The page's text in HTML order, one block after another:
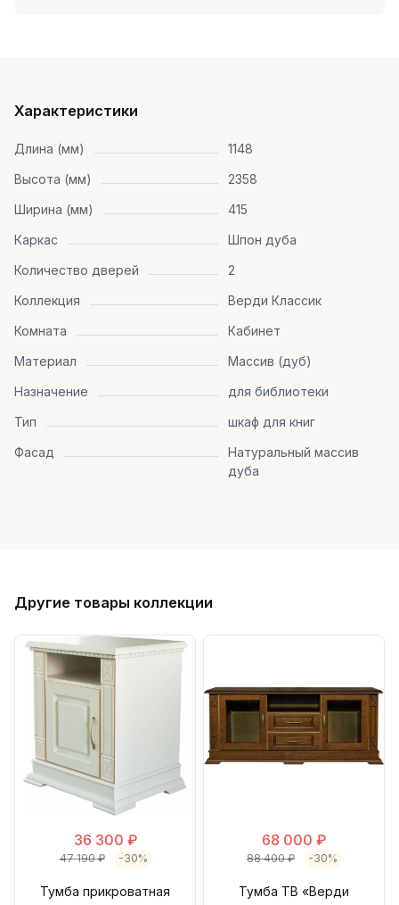
Характеристики
Длина (мм)
1148
Высота (мм)
2358
Ширина (мм)
415
Каркас
Шпон дуба
Количество дверей
2
Коллекция
Верди Классик
Комната
Кабинет
Материал
Массив (дуб)
Назначение
для библиотеки
Тип
шкаф для книг
Фасад
Натуральный массив
дуба
Другие товары коллекции
36 300 ₽
47 190 ₽ -30%
Тумба прикроватная
68 000 ₽
88 400 ₽ -30%
Тумба ТВ «Верди